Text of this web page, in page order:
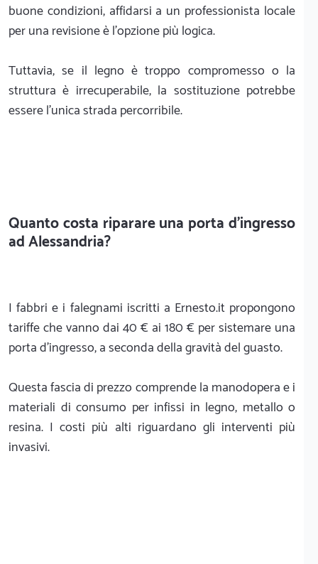
buone condizioni, affidarsi a un professionista locale
per una revisione è l'opzione più logica.
Tuttavia, se il legno è troppo compromesso o la
struttura è irrecuperabile, la sostituzione potrebbe
essere l'unica strada percorribile.
Quanto costa riparare una porta d'ingresso
ad Alessandria?
I fabbri e i falegnami iscritti a Ernesto.it propongono
tariffe che vanno dai 40 € ai 180 € per sistemare una
porta d'ingresso, a seconda della gravità del guasto.
Questa fascia di prezzo comprende la manodopera e i
materiali di consumo per infissi in legno, metallo o
resina. I costi più alti riguardano gli interventi più
invasivi.